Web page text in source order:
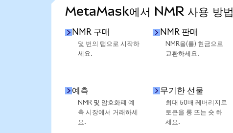
MetaMask에서 NMR 사용 방법
NMR 구매
몇 번의 탭으로 시작하
세요.
NMR 판매
NMR을(를) 현금으로
교환하세요.
예측
NMR 및 암호화폐 예
측 시장에서 거래하세
요.
무기한 선물
최대 50배 레버리지로
토큰을 롱 또는 숏 하
세요.